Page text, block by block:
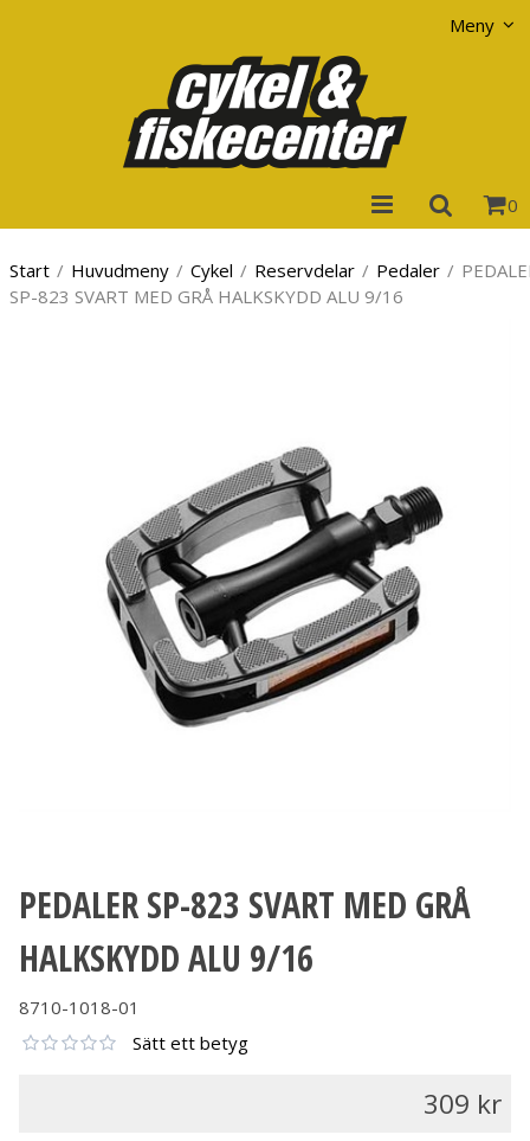
Meny
0
Start / Huvudmeny / Cykel / Reservdelar / Pedaler /
SP-823 SVART MED GRÅ HALKSKYDD ALU 9/16
PEDALER SP-823 SVART MED GRÅ
HALKSKYDD ALU 9/16
8710-1018-01
Sätt ett betyg
309